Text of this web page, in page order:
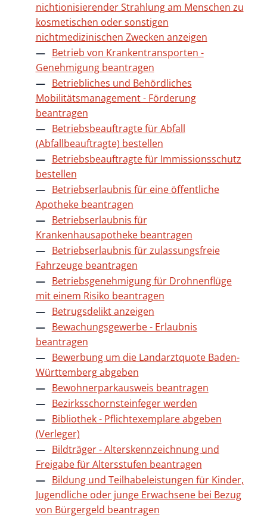
nichtionisierender Strahlung am Menschen zu
kosmetischen oder sonstigen
nichtmedizinischen Zwecken anzeigen
Betrieb von Krankentransporten -
Genehmigung beantragen
Betriebliches und Behördliches
Mobilitätsmanagement - Förderung
beantragen
Betriebsbeauftragte für Abfall
(Abfallbeauftragte) bestellen
Betriebsbeauftragte für Immissionsschutz
bestellen
Betriebserlaubnis für eine öffentliche
Apotheke beantragen
Betriebserlaubnis für
Krankenhausapotheke beantragen
Betriebserlaubnis für zulassungsfreie
Fahrzeuge beantragen
Betriebsgenehmigung für Drohnenflüge
mit einem Risiko beantragen
Betrugsdelikt anzeigen
Bewachungsgewerbe - Erlaubnis
beantragen
Bewerbung um die Landarztquote Baden-
Württemberg abgeben
Bewohnerparkausweis beantragen
Bezirksschornsteinfeger werden
Bibliothek - Pflichtexemplare abgeben
(Verleger)
Bildträger - Alterskennzeichnung und
Freigabe für Altersstufen beantragen
Bildung und Teilhabeleistungen für Kinder,
Jugendliche oder junge Erwachsene bei Bezug
von Bürgergeld beantragen